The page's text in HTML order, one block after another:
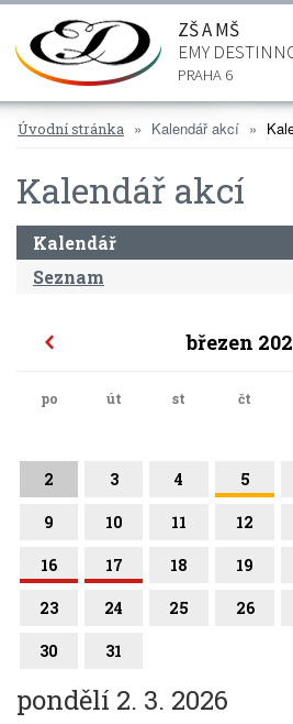
ZŠ A MŠ
EMY
PRAHA 6
Úvodní stránka Kalendář akcí
Kalendář akcí
Kalendář
Seznam
březen
po út st čt
2 3 4 5
9 10 11 12
16 17 18 19
23 24 25 26
30 31
pondělí 2. 3. 2026